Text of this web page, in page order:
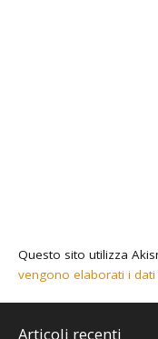
Questo sito utilizza
vengono elaborati i
Articoli recenti